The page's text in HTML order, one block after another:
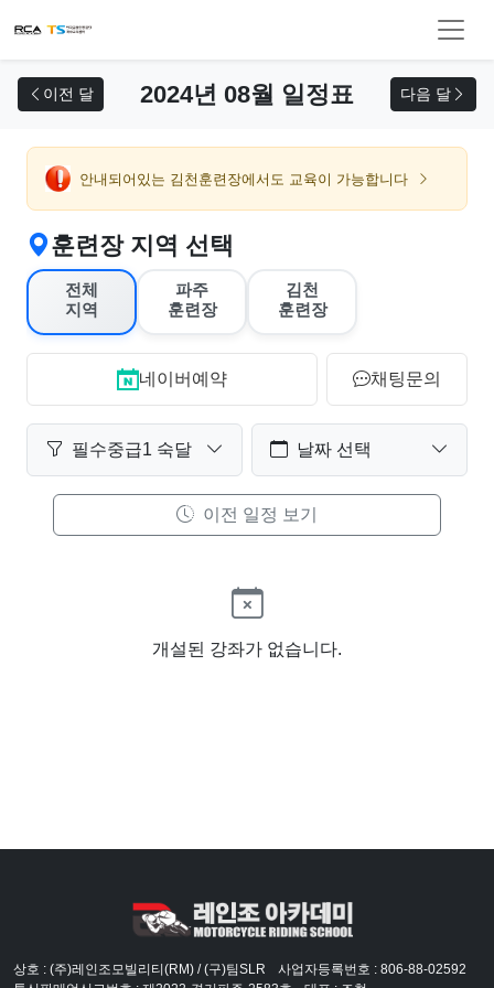
이전 달 2024년 08월 일정표 다음 달
안내되어있는 김천훈련장에서도 교육이 가능합니다
훈련장 지역 선택
전체
지역
파주
훈련장
김천
훈련장
네이버예약 채팅문의
필수중급1 숙달 날짜 선택
이전 일정 보기
개설된 강좌가 없습니다.
상호 : (주)레인조모빌리티(RM) / (구)팀SLR
사업자등록번호 : 806-88-02592